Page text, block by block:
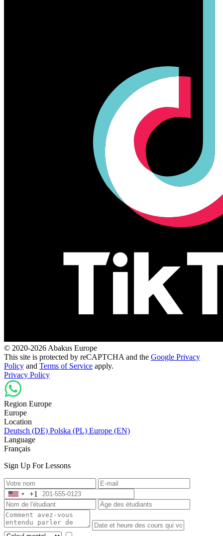
© 2020-2026 Abakus Europe
This site is protected by reCAPTCHA and the Google Privacy
Policy and Terms of Service apply.
Privacy Policy
Region Europe
Europe
Location
Deutsch (DE) Polska (PL) Europe (EN)
Language
Français
Sign Up For Lessons
United
States
+1
+1